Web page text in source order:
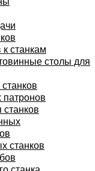
станкам
столы для
патронов
станков